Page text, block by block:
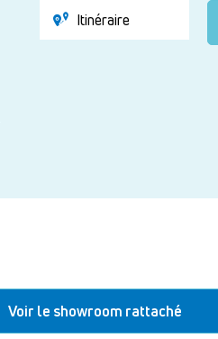
Itinéraire
Voir le showroom rattaché